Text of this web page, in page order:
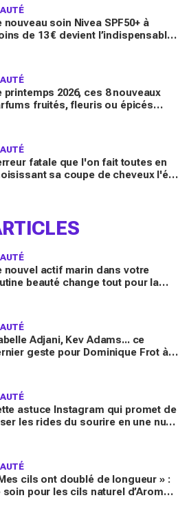
nouveau soin Nivea SPF50+ à
de 13 € devient l’indispensable
printemps 2026, ces 8 nouveaux
fruités, fleuris ou épicés
fatale que l'on fait toutes en
sa coupe de cheveux l'été
nouvel actif marin dans votre
beauté change tout pour la
Adjani, Kev Adams... ce
geste pour Dominique Frot à
astuce Instagram qui promet de
les rides du sourire en une nuit
cils ont doublé de longueur » :
soin pour les cils naturel d’Aroma-